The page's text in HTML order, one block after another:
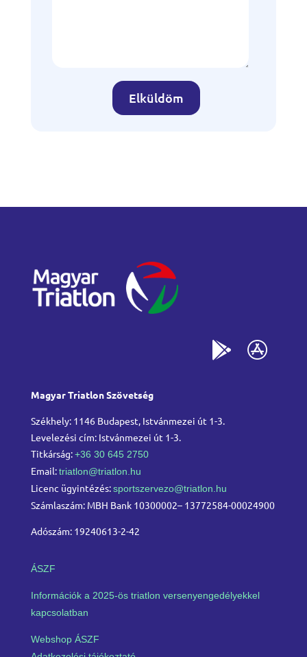
Elküldöm
Magyar Triatlon Szövetség
Székhely: 1146 Budapest, Istvánmezei út 1-3.
Levelezési cím: Istvánmezei út 1-3.
Titkárság:+36 30 645 2750
Email:triatlon@triatlon.hu
Licenc ügyintézés:sportszervezo@triatlon.hu
Számlaszám: MBH Bank 10300002– 13772584-00024900
Adószám: 19240613-2-42
ÁSZF
Információk a 2025-ös triatlon versenyengedélyekkel
kapcsolatban
Webshop ÁSZF